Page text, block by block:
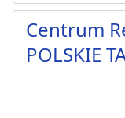
Centrum
POLSKIE